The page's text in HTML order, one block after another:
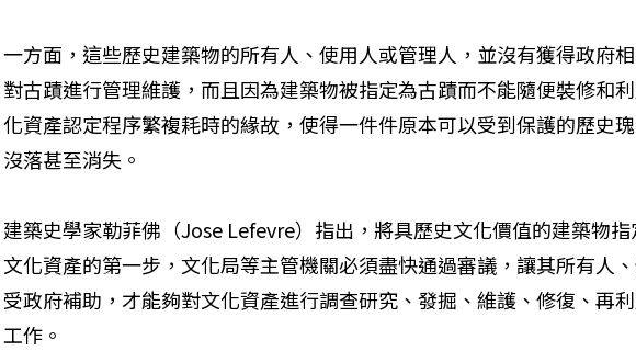
一方面，這些歷史建築物的所有人、使用人或管理人，並沒有獲得政府
對古蹟進行管理維護，而且因為建築物被指定為古蹟而不能隨便裝修和
化資產認定程序繁複耗時的緣故，使得一件件原本可以受到保護的歷史
沒落甚至消失。
建築史學家勒菲佛（Jose Lefevre）指出，將具歷史文化價值的建築物
文化資產的第一步，文化局等主管機關必須盡快通過審議，讓其所有人
受政府補助，才能夠對文化資產進行調查研究、發掘、維護、修復、再
工作。